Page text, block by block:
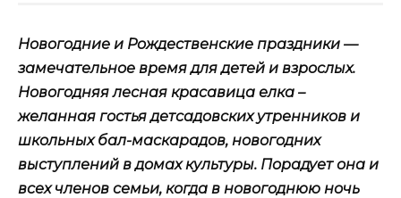
Новогодние и Рождественские праздники —
замечательное время для детей и взрослых.
Новогодняя лесная красавица елка –
желанная гостья детсадовских утренников и
школьных бал-маскарадов, новогодних
выступлений в домах культуры. Порадует она и
всех членов семьи, когда в новогоднюю ночь